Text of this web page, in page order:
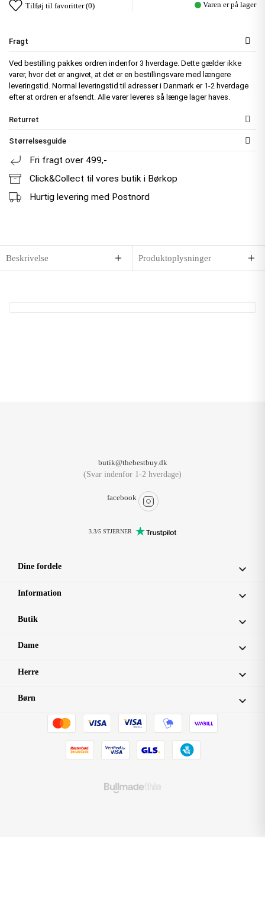
Tilføj til favoritter (0) Varen er på lager
Fragt
Ved bestilling pakkes ordren indenfor 3 hverdage. Dette gælder ikke
varer, hvor det er angivet, at det er en bestillingsvare med længere
leveringstid. Normal leveringstid til adresser i Danmark er 1-2 hverdage
efter at ordren er afsendt. Alle varer leveres så længe lager haves.
Returret
Størrelsesguide
Fri fragt over 499,-
Click&Collect til vores butik i Børkop
Hurtig levering med Postnord
Beskrivelse Produktoplysninger
butik@thebestbuy.dk
(Svar indenfor 1-2 hverdage)
facebook
3.3/5 STJERNER
Dine fordele 
Information 
Butik 
Dame 
Herre 
Børn 